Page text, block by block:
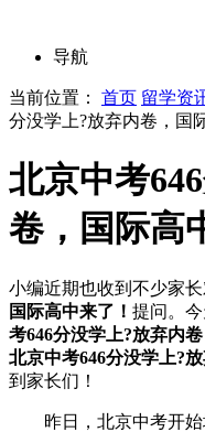
导航
当前位置： 首页 留学资
分没学上?放弃内卷，国
北京中考
卷，国际高
小编近期也收到不少家
国际高中来了！ 提问。
考646分没学上?放弃内
北京中考646分没学上?
到家长们！
昨日，北京中考开始